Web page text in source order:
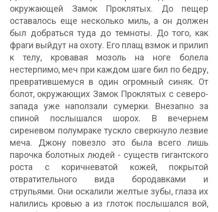
окружающей Замок Проклятых. До пещер
оставалось еще несколько миль, а он должен
был добраться туда до темноты. До того, как
фраги выйдут на охоту. Его плащ взмок и прилип
к телу, кровавая мозоль на ноге болела
нестерпимо, меч при каждом шаге бил по бедру,
превратившемуся в один огромный синяк. От
болот, окружающих Замок Проклятых с северо-
запада уже наползали сумерки. Внезапно за
спиной послышался шорох. В вечернем
сиреневом полумраке тускло сверкнуло лезвие
меча. Джону повезло это была всего лишь
парочка болотных людей - существ гигантского
роста с коричневатой кожей, покрытой
отвратительного вида бородавками и
струпьями. Они оскалили желтые зубы, глаза их
налились кровью а из глоток послышался вой,